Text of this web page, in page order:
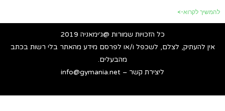
להמשיך לקרוא->
כל הזכויות שמורות @ג׳ימאניה 2019
אין להעתיק, לצלם, לשכפל ו/או לפרסם מידע מהאתר בלי רשות בכתב
מהבעלים.
ליצירת קשר – info@gymania.net